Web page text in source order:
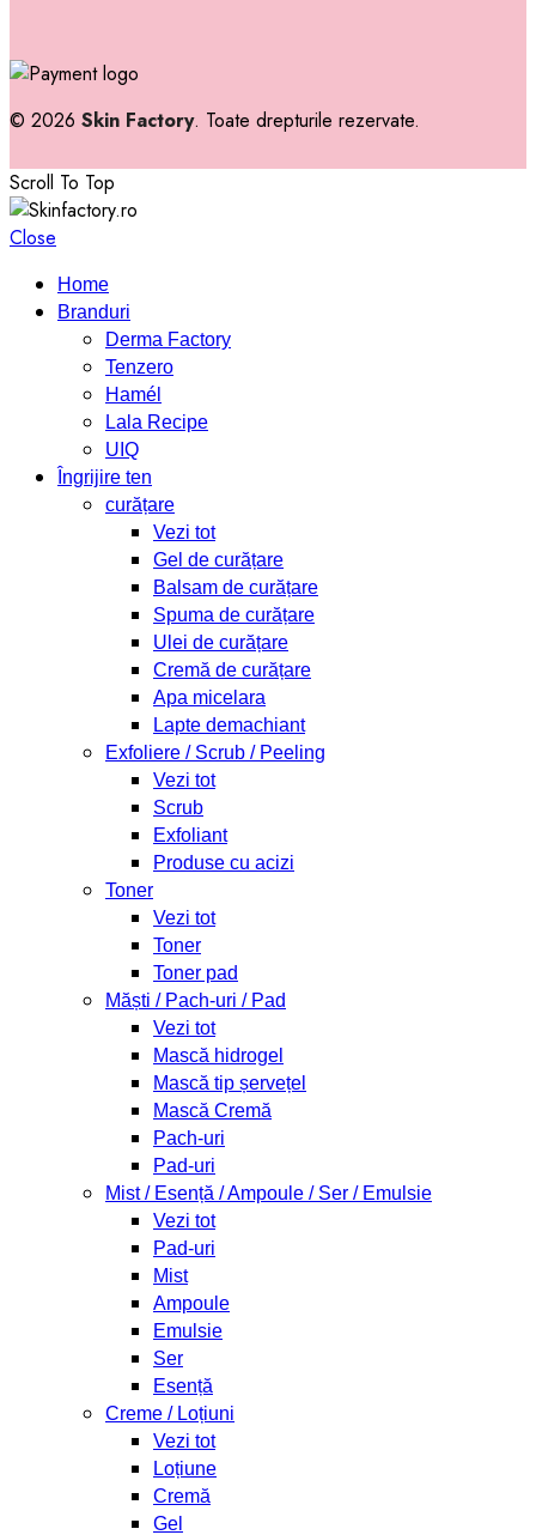
© 2026 Skin Factory. Toate drepturile rezervate.
Scroll To Top
Close
Home
Branduri
Derma Factory
Tenzero
Hamél
Lala Recipe
UIQ
Îngrijire ten
curățare
Vezi tot
Gel de curățare
Balsam de curățare
Spuma de curățare
Ulei de curățare
Cremă de curățare
Apa micelara
Lapte demachiant
Exfoliere / Scrub / Peeling
Vezi tot
Scrub
Exfoliant
Produse cu acizi
Toner
Vezi tot
Toner
Toner pad
Măști / Pach-uri / Pad
Vezi tot
Mască hidrogel
Mască tip șervețel
Mască Cremă
Pach-uri
Pad-uri
Mist / Esență / Ampoule / Ser / Emulsie
Vezi tot
Pad-uri
Mist
Ampoule
Emulsie
Ser
Esență
Creme / Loțiuni
Vezi tot
Loțiune
Cremă
Gel